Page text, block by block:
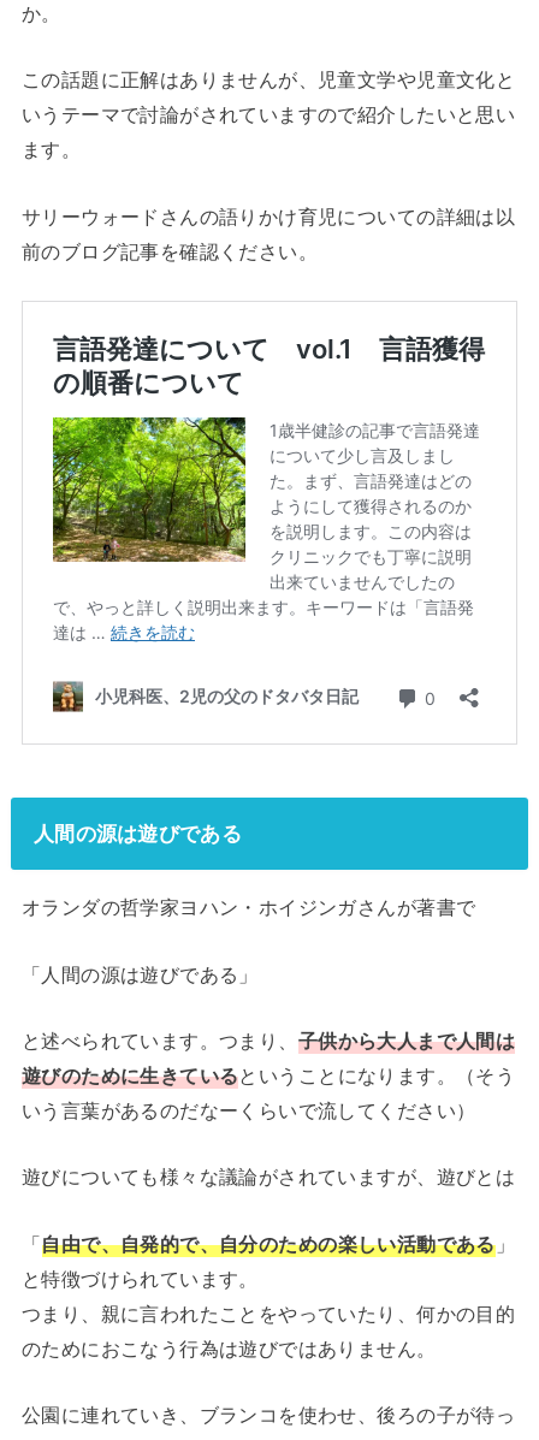
か。
この話題に正解はありませんが、児童文学や児童文化と
いうテーマで討論がされていますので紹介したいと思い
ます。
サリーウォードさんの語りかけ育児についての詳細は以
前のブログ記事を確認ください。
人間の源は遊びである
オランダの哲学家ヨハン・ホイジンガさんが著書で
「人間の源は遊びである」
と述べられています。つまり、 子供から大人まで人間は
遊びのために生きているということになります。（そう
いう言葉があるのだなーくらいで流してください）
遊びについても様々な議論がされていますが、遊びとは
「自由で、自発的で、自分のための楽しい活動である」
と特徴づけられています。
つまり、親に言われたことをやっていたり、何かの目的
のためにおこなう行為は遊びではありません。
公園に連れていき、ブランコを使わせ、後ろの子が待っ